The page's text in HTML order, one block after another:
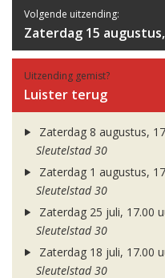
Volgende uitzending:
Zaterdag 15
Uitzending gemist?
Luister terug
Zaterdag 8 augustus,
Sleutelstad 30
Zaterdag 1 augustus,
Sleutelstad 30
Zaterdag 25 juli, 17.00
Sleutelstad 30
Zaterdag 18 juli, 17.00
Sleutelstad 30